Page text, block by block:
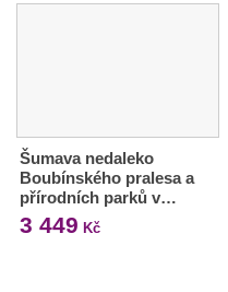
Šumava nedaleko
Boubínského pralesa a
přírodních parků v…
3 449 Kč